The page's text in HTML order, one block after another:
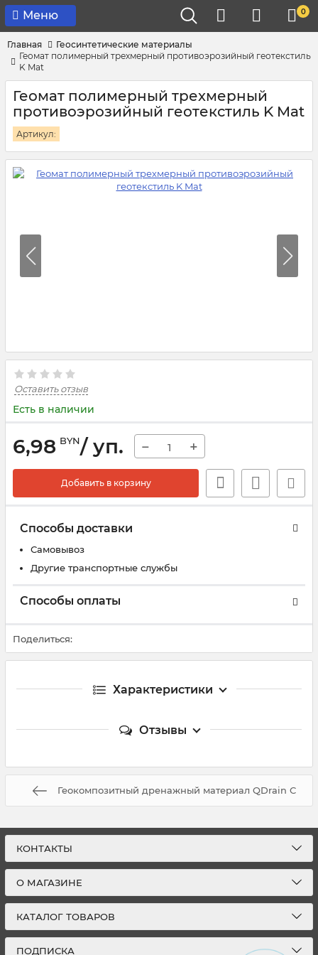
Меню 0
Главная
Геосинтетические материалы
Геомат полимерный трехмерный противоэрозийный геотекстиль
K Mat
Геомат полимерный трехмерный
противоэрозийный геотекстиль K Mat
Артикул:
Оставить отзыв
Есть в наличии
6,98 BYN/ уп. − +
Добавить в корзину
Способы доставки
Самовывоз
Другие транспортные службы
Способы оплаты
Поделиться:
Характеристики
Отзывы
Геокомпозитный дренажный материал QDrain С
КОНТАКТЫ
О МАГАЗИНЕ
КАТАЛОГ ТОВАРОВ
ПОДПИСКА